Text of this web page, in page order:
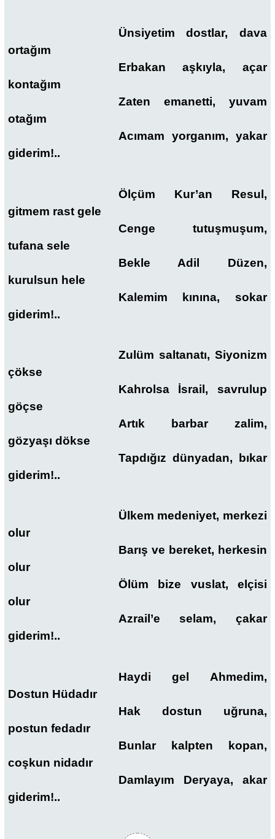
Ünsiyetim dostlar, dava
ortağım
Erbakan aşkıyla, açar
kontağım
Zaten emanetti, yuvam
otağım
Acımam yorganım, yakar
giderim!..
Ölçüm Kur’an Resul,
gitmem rast gele
Cenge tutuşmuşum,
tufana sele
Bekle Adil Düzen,
kurulsun hele
Kalemim kınına, sokar
giderim!..
Zulüm saltanatı, Siyonizm
çökse
Kahrolsa İsrail, savrulup
göçse
Artık barbar zalim,
gözyaşı dökse
Tapdığız dünyadan, bıkar
giderim!..
Ülkem medeniyet, merkezi
olur
Barış ve bereket, herkesin
olur
Ölüm bize vuslat, elçisi
olur
Azrail’e selam, çakar
giderim!..
Haydi gel Ahmedim,
Dostun Hüdadır
Hak dostun uğruna,
postun fedadır
Bunlar kalpten kopan,
coşkun nidadır
Damlayım Deryaya, akar
giderim!..